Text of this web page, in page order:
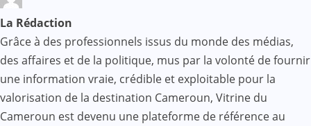
La Rédaction
Grâce à des professionnels issus du monde des médias,
des affaires et de la politique, mus par la volonté de fournir
une information vraie, crédible et exploitable pour la
valorisation de la destination Cameroun, Vitrine du
Cameroun est devenu une plateforme de référence au